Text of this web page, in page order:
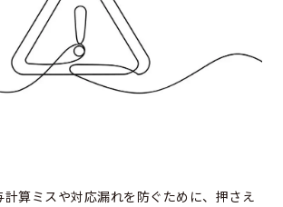
算ミスや対応漏れを防ぐために、押さえ